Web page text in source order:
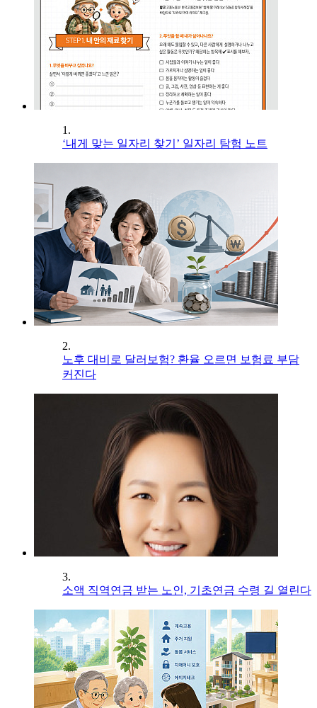
1.
‘내게 맞는 일자리 찾기’ 일자리 탐험 노트
2.
노후 대비로 달러보험? 환율 오르면 보험료 부담
커진다
3.
소액 직역연금 받는 노인, 기초연금 수령 길 열린다